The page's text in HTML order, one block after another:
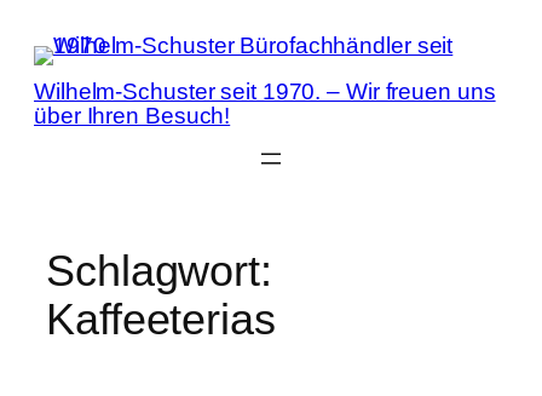
Inhalt
springen
Wilhelm-Schuster seit 1970. – Wir freuen uns
über Ihren Besuch!
Schlagwort:
Kaffeeterias